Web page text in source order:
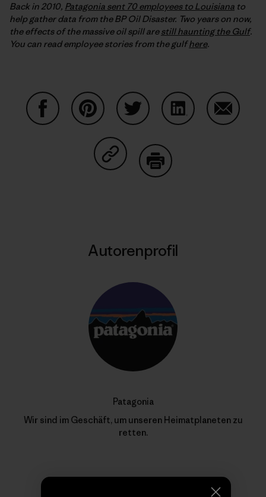
Back in 2010, Patagonia sent 70 employees to Louisiana to
help gather data from the BP Oil Disaster. Two years on now,
the effects of the massive oil spill arestill haunting the Gulf.
You can read employee stories from the gulfhere.
Auf Copy Link teilen
Autorenprofil
Patagonia
Wir sind im Geschäft, um unseren Heimatplaneten zu
retten.